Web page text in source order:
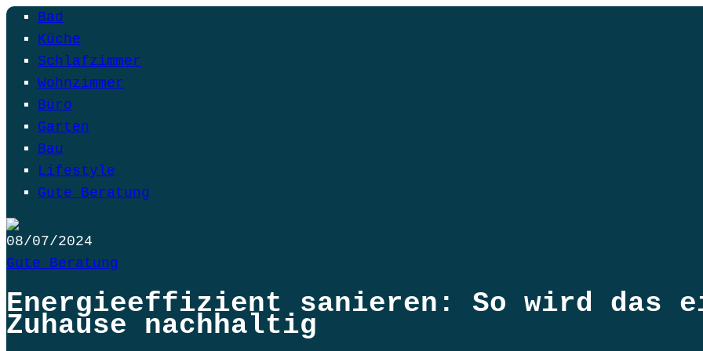
Bad
Küche
Schlafzimmer
Wohnzimmer
Büro
Garten
Bau
Lifestyle
Gute Beratung
08/07/2024
Gute Beratung
Energieeffizient sanieren: So wird das
Zuhause nachhaltig